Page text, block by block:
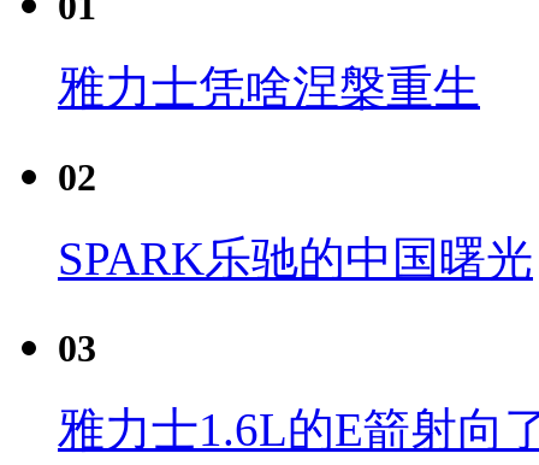
雅力士凭啥涅槃重生
02
SPARK乐驰的中国曙光
03
雅力士1.6L的E箭射向